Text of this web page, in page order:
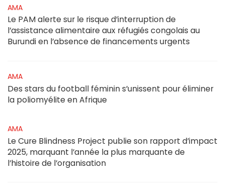
AMA
Le PAM alerte sur le risque d’interruption de
l’assistance alimentaire aux réfugiés congolais au
Burundi en l’absence de financements urgents
AMA
Des stars du football féminin s’unissent pour éliminer
la poliomyélite en Afrique
AMA
Le Cure Blindness Project publie son rapport d’impact
2025, marquant l’année la plus marquante de
l’histoire de l’organisation